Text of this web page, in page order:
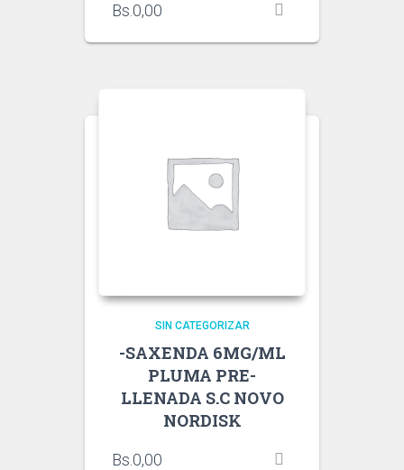
Bs. 0,00
SIN CATEGORIZAR
-SAXENDA 6MG/ML
PLUMA PRE-
LLENADA S.C NOVO
NORDISK
Bs. 0,00